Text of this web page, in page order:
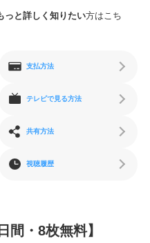
っと詳しく知りたい方はこち
支払方法
テレビで見る方法
共有方法
視聴履歴
間・8枚無料】